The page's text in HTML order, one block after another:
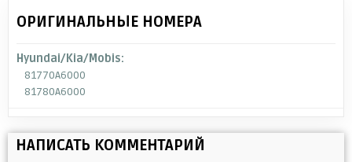
ОРИГИНАЛЬНЫЕ НОМЕРА
Hyundai/Kia/Mobis:
81770A6000
81780A6000
НАПИСАТЬ КОММЕНТАРИЙ